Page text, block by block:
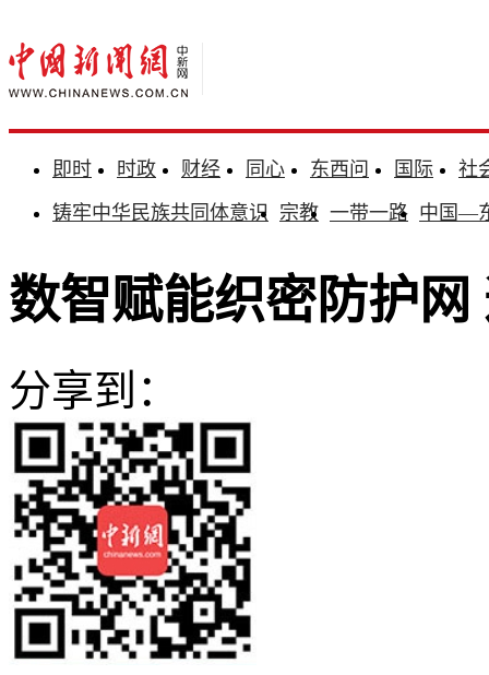
即时 时政 财经 同心 东西问 国际
社
铸牢中华民族共同体意识 宗教 一带一路 中国—
数智赋能织密防护
分享到：